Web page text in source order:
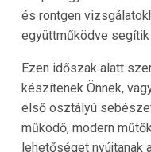
és röntgen
együttműködve
Ezen időszak alatt
készítenek Önnek,
első osztályú
működő, modern
lehetőséget nyújtanak